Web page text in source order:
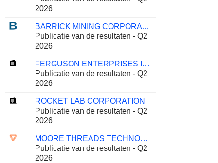
2026
BARRICK MINING CORPORATION
Publicatie van de resultaten - Q2
2026
FERGUSON ENTERPRISES INC.
Publicatie van de resultaten - Q2
2026
ROCKET LAB CORPORATION
Publicatie van de resultaten - Q2
2026
MOORE THREADS TECHNOLOGY CO., LTD.
Publicatie van de resultaten - Q2
2026